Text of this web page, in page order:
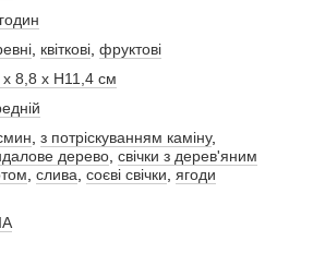
квіткові фруктові
8,8 x H11,4 см
з потріскуванням каміну,
дерево свічки з дерев'яним
слива соєві свічки ягоди